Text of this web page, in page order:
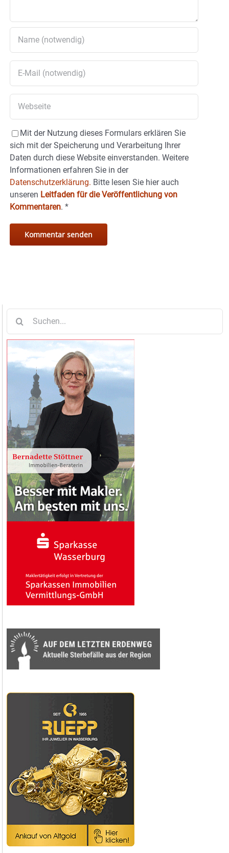
Mit der Nutzung dieses Formulars erklären Sie
sich mit der Speicherung und Verarbeitung Ihrer
Daten durch diese Website einverstanden. Weitere
Informationen erfahren Sie in der
Datenschutzerklärung. Bitte lesen Sie hier auch
unseren Leitfaden für die Veröffentlichung von
Kommentaren. *
nach: